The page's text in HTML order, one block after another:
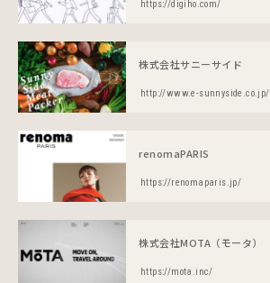
https://digiho.com/
株式会社サニーサイド
http://www.e-sunnyside.co.jp/
renomaPARIS
https://renomaparis.jp/
株式会社MOTA（モータ）
https://mota.inc/